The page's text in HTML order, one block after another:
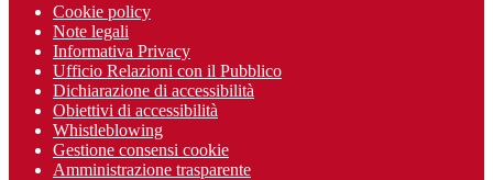
Cookie policy
Note legali
Informativa Privacy
Ufficio Relazioni con il Pubblico
Dichiarazione di accessibilità
Obiettivi di accessibilità
Whistleblowing
Gestione consensi cookie
Amministrazione trasparente